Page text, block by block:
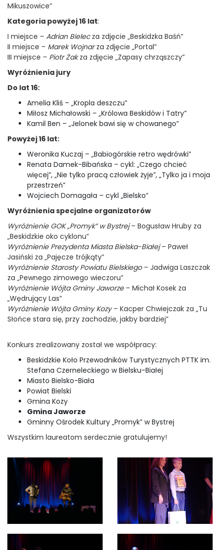
Mikuszowice”
Kategoria powyżej 16 lat:
I miejsce – Adrian Bielecza zdjęcie „Beskidzka Baśń”
II miejsce – Marek Wojnarza zdjęcie „Portal”
III miejsce – Piotr Żakza zdjęcie „Zapasy chrząszczy”
Wyróżnienia jury
Do lat 16:
Amelia Kliś – „Kropla deszczu”
Miłosz Michałowski – „Królowa Beskidów i Tatry”
Kamil Ben – „Jelonek bawi się w chowanego”
Powyżej 16 lat:
Weronika Kuczaj – „Babiogórskie retro wędrówki”
Renata Damek-Bibańska – cykl: „Czego chcieć
więcej”, „Nie tylko pracą człowiek żyje”, „Tylko ja i moja
przestrzeń”
Wojciech Domagała – cykl „Bielsko”
Wyróżnienia specjalne organizatorów
Wyróżnienie GOK „Promyk” w Bystrej– Bogusław Hruby za
„Beskidzkie oko cyklonu”
Wyróżnienie Prezydenta Miasta Bielska-Białej– Paweł
Jasiński za „Pajęcze trójkąty”
Wyróżnienie Starosty Powiatu Bielskiego– Jadwiga Laszczak
za „Pewnego zimowego wieczoru”
Wyróżnienie Wójta Gminy Jaworze– Michał Kosek za
„Wędrujący Las”
Wyróżnienie Wójta Gminy Kozy– Kacper Chwiejczak za „Tu
Słońce stara się, przy zachodzie, jakby bardziej”
Konkurs zrealizowany został we współpracy:
Beskidzkie Koło Przewodników Turystycznych PTTK im.
Stefana Czerneleckiego w Bielsku-Białej
Miasto Bielsko-Biała
Powiat Bielski
Gmina Kozy
Gmina Jaworze
Gminny Ośrodek Kultury „Promyk” w Bystrej
Wszystkim laureatom serdecznie gratulujemy!